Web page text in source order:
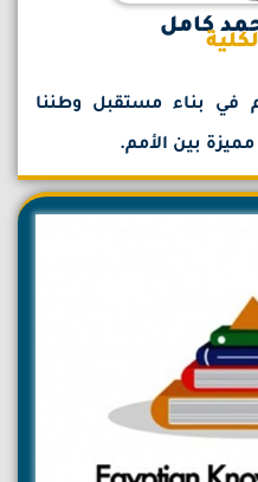
كامل
بناء مستقبل وطننا
بين الأمم.